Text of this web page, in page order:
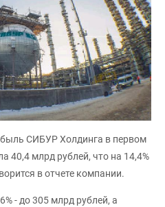
СИБУР Холдинга в первом
40,4 млрд рублей, что на 14,4%
в отчете компании.
- до 305 млрд рублей, а